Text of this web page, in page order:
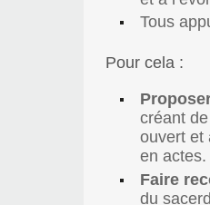
Tous
Pour cela :
créant
ouvert et
en actes.
Faire
du